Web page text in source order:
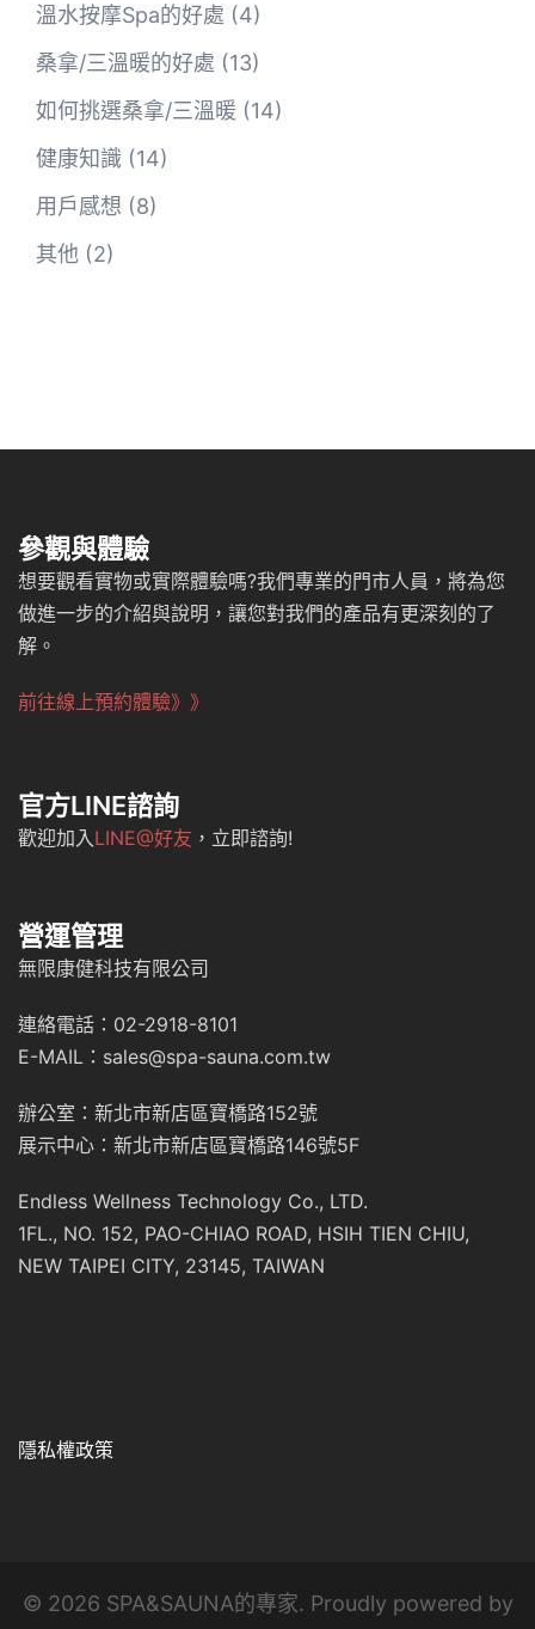
溫水按摩Spa的好處 (4)
桑拿/三溫暖的好處 (13)
如何挑選桑拿/三溫暖 (14)
健康知識 (14)
用戶感想 (8)
其他 (2)
參觀與體驗
想要觀看實物或實際體驗嗎?我們專業的門市人員，將為您
做進一步的介紹與說明，讓您對我們的產品有更深刻的了
解。
前往線上預約體驗》》
官方LINE諮詢
歡迎加入 LINE@好友 ，立即諮詢!
營運管理
無限康健科技有限公司
連絡電話：02-2918-8101
E-MAIL：sales@spa-sauna.com.tw
辦公室：新北市新店區寶橋路152號
展示中心：新北市新店區寶橋路146號5F
Endless Wellness Technology Co., LTD.
1FL., NO. 152, PAO-CHIAO ROAD, HSIH TIEN CHIU,
NEW TAIPEI CITY, 23145, TAIWAN
隱私權政策
© 2026 SPA&SAUNA的專家. Proudly powered by